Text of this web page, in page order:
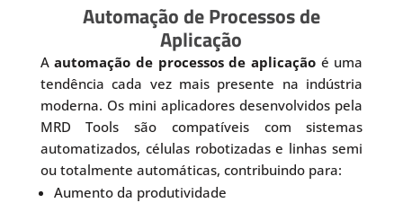
Automação de Processos de
Aplicação
Aautomação de processos de aplicaçãoé uma
tendência cada vez mais presente na indústria
moderna. Os mini aplicadores desenvolvidos pela
MRD Tools são compatíveis com sistemas
automatizados, células robotizadas e linhas semi
ou totalmente automáticas, contribuindo para:
Aumento da produtividade